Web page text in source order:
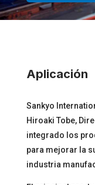
Aplicación
Sankyo
Hiroaki Tobe,
integrado los
para mejorar la
industria